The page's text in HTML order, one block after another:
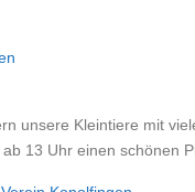
unsere Kleintiere mit
13 Uhr einen schönen